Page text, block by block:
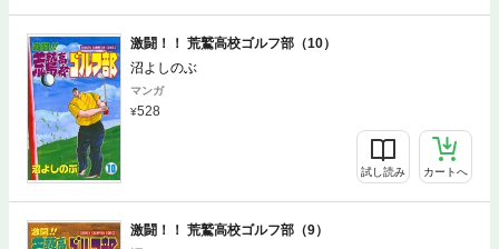
激闘！！ 荒鷲高校ゴルフ部（10）
沼よしのぶ
マンガ
528
試し読み カートへ
激闘！！ 荒鷲高校ゴルフ部（9）